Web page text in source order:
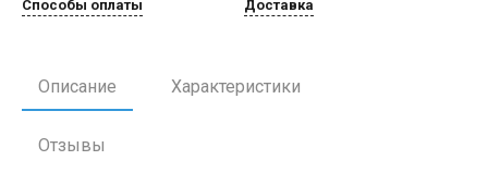
Способы оплаты Доставка
Описание Характеристики
Отзывы